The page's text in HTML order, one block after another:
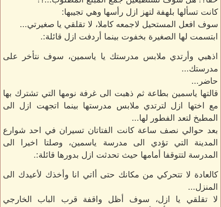
كانت تسألها بلهفة لتهز ازل رأسها وهي تجيبها:
سوف افعل المستحيل لاجمعه كاملا، لا تقلقي يا صغيرتي...
ابتسمت لها الصغيرة بخفوت بينما أردفت ازل قائلة:.
اذهبي وأرتدي ملابس مدرستك يا ياسمين، سوف نتأخر على
مدرستك...
حاضر...
قالتها ياسمين بطاعة ثم ذهبت الى غرفة نومها التي تشترك بها
مع اختها ازل لترتدي ملابس مدرستها بينما اتجهت ازل الى
المطبخ لتعد الفطور لها...
بعد حوالي نصف ساعة كانت الفتاتان تسيران في احد شوارع
المدينة التي تؤدي الى مدرسة ياسمين، وصلتا اخيرا الى
المدرسة لتتوقفا أمامها حيث تحدثت ازل بدورها قائلة:.
كالعادة لا تتحركي من مكانك حتى أاتي انا وأخذك لأعيدك الى
المنزل...
لا تقلقي يا ازل، سوف أظل واقفة قرب الباب الخارجي